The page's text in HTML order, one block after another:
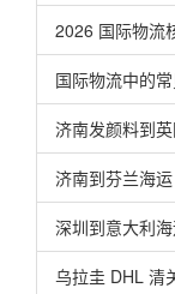
2026 国际物流
国际物流中的
济南发颜料到
济南到芬兰海
深圳到意大利
乌拉圭 DHL 清